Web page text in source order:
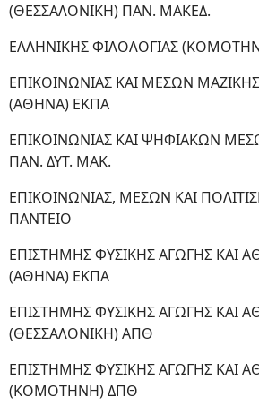
(ΘΕΣΣΑΛΟΝΙΚΗ) ΠΑΝ. ΜΑΚΕΔ.
ΕΛΛΗΝΙΚΗΣ ΦΙΛΟΛΟΓΙΑΣ
ΕΠΙΚΟΙΝΩΝΙΑΣ ΚΑΙ ΜΕΣΩΝ
(ΑΘΗΝΑ) ΕΚΠΑ
ΕΠΙΚΟΙΝΩΝΙΑΣ ΚΑΙ ΨΗΦΙΑΚΩΝ
ΠΑΝ. ΔΥΤ. ΜΑΚ.
ΕΠΙΚΟΙΝΩΝΙΑΣ, ΜΕΣΩΝ ΚΑΙ
ΠΑΝΤΕΙΟ
ΕΠΙΣΤΗΜΗΣ ΦΥΣΙΚΗΣ ΑΓΩΓΗΣ ΚΑΙ
(ΑΘΗΝΑ) ΕΚΠΑ
ΕΠΙΣΤΗΜΗΣ ΦΥΣΙΚΗΣ ΑΓΩΓΗΣ ΚΑΙ
(ΘΕΣΣΑΛΟΝΙΚΗ) ΑΠΘ
ΕΠΙΣΤΗΜΗΣ ΦΥΣΙΚΗΣ ΑΓΩΓΗΣ ΚΑΙ
(ΚΟΜΟΤΗΝΗ) ΔΠΘ